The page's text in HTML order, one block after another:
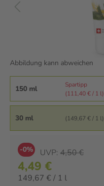
Abbildung kann abweichen
150 ml
Spartipp
(111,40 € / 1 l)
30 ml (149,67 € / 1 l)
-0% UVP: 4,50 €
4,49 €
149,67 € / 1 l